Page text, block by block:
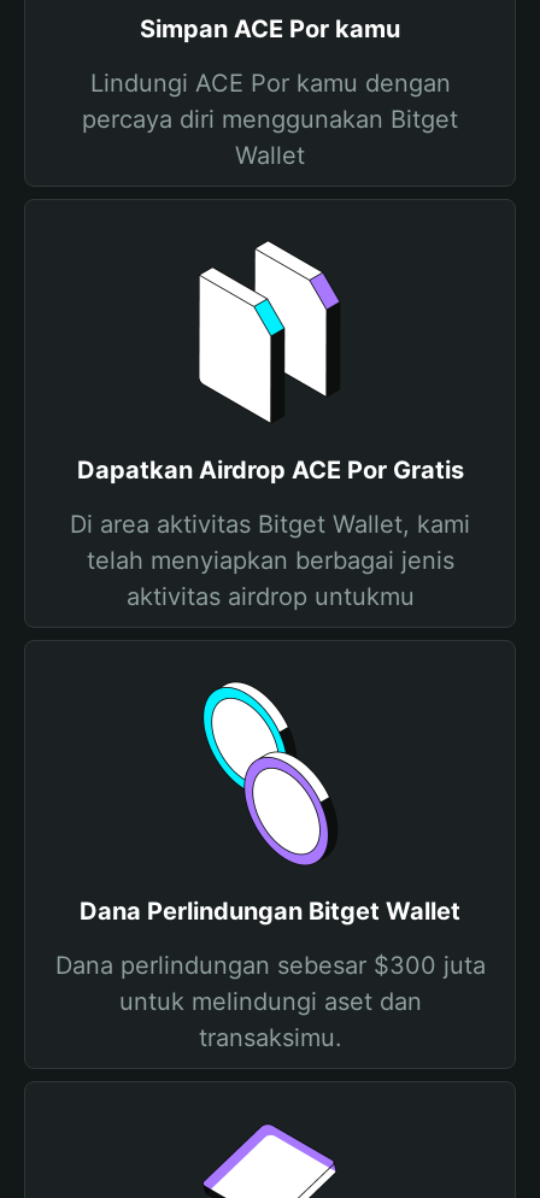
Simpan ACE Por kamu
Lindungi ACE Por kamu dengan
percaya diri menggunakan Bitget
Wallet
Dapatkan Airdrop ACE Por Gratis
Di area aktivitas Bitget Wallet, kami
telah menyiapkan berbagai jenis
aktivitas airdrop untukmu
Dana Perlindungan Bitget Wallet
Dana perlindungan sebesar $300 juta
untuk melindungi aset dan
transaksimu.